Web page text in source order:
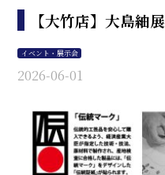
【大竹店】大島紬展
イベント・展示会
2026-06-01